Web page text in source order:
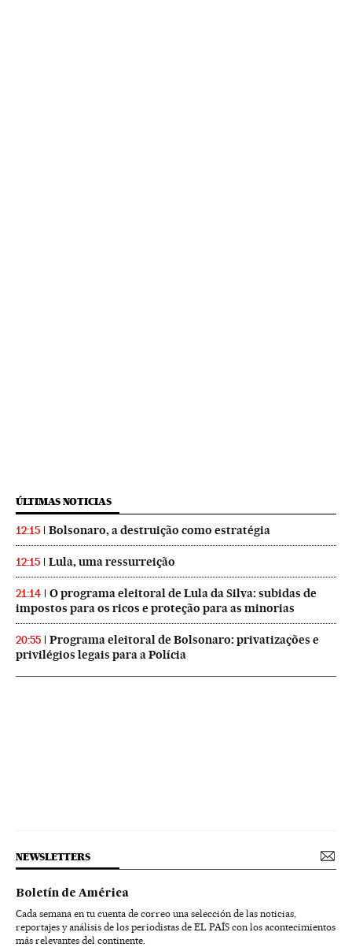
ÚLTIMAS NOTICIAS
12:15 Bolsonaro, a destruição como estratégia
12:15 Lula, uma ressurreição
21:14
O programa eleitoral de Lula da Silva: subidas de
impostos para os ricos e proteção para as minorias
20:55
Programa eleitoral de Bolsonaro: privatizações e
privilégios legais para a Polícia
NEWSLETTERS
Boletín de América
Cada semana en tu cuenta de correo una selección de las noticias,
reportajes y análisis de los periodistas de EL PAÍS con los acontecimientos
más relevantes del continente.